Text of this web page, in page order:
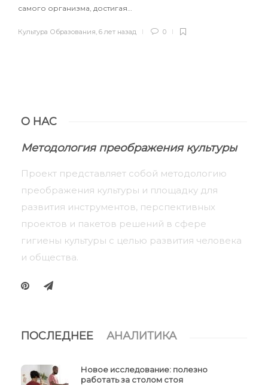
самого организма, достигая…
Культура Образования 6 лет назад 0
О НАС
Методология преображения культуры
Проект представляет собой методологию
преображения культуры и площадку для
развития инструментов, перспективных
проектов и пакетов решений в сфере
гигиены культуры с целью развития человека
и общества.
ПОСЛЕДНЕЕ АНАЛИТИКА
Новое исследование: полезно
работать за столом стоя